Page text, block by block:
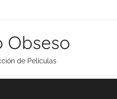
Obseso
de Películas